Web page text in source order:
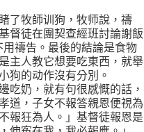
了牧師训狗，牧师說，禱
督徒在團契查經班討論謝飯
用禱告。最後的結論是食物
主人教它想要吃東西，就舉
狗的动作沒有分別。
吃奶，就有句很感慨的話，
道，子女不報答親恩便視為
報狂為人。」基督徒報恩是